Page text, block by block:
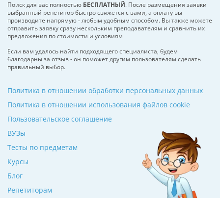
Поиск для вас полностью БЕСПЛАТНЫЙ. После размещения заявки
выбранный репетитор быстро свяжется с вами, а оплату вы
производите напрямую - любым удобным способом. Вы также можете
отправить заявку сразу нескольким преподавателям и сравнить их
предложения по стоимости и условиям
Если вам удалось найти подходящего специалиста, будем
благодарны за отзыв - он поможет другим пользователям сделать
правильный выбор.
ВУЗы
Тесты по предметам
Курсы
Блог
Репетиторам
Политика в отношении обработки персональных данных
Политика в отношении использования файлов cookie
Пользовательское соглашение